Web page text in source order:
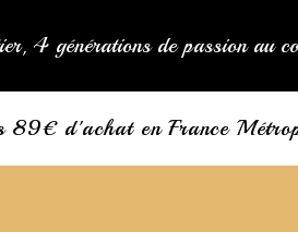
4 générations de passion au
89€ d'achat en France